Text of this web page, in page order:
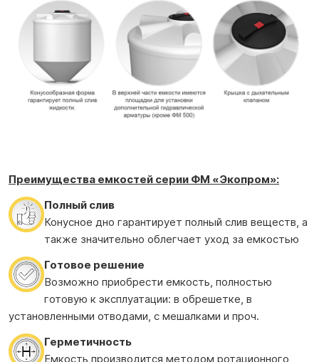
Преимущества емкостей серии ФМ «Экопром»:
Полный слив
Конусное дно гарантирует полный слив веществ, а
также значительно облегчает уход за емкостью
Готовое решение
Возможно приобрести емкость, полностью
готовую к эксплуатации: в обрешетке, в
установленными отводами, с мешалками и проч.
Герметичность
Емкость производится методом ротационного